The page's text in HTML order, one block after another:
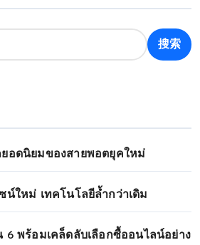
搜索
ยอดนิยมของสายพอตยุคใหม่
น์ใหม่ เทคโนโลยีล้ำกว่าเดิม
6 พร้อมเคล็ดลับเลือกซื้ออนไลน์อย่าง